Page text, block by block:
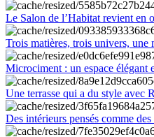
Le Salon de l’Habitat revient en
Trois matières, trois univers, une
Microciment : un espace élégant
Une terrasse qui a du style avec
Des intérieurs pensés comme